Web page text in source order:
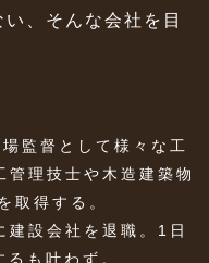
、 そんな会社を目
監督として様々な工
管理技士や木造建築物
取得する。
建設会社を退職。1日
も叶わず。